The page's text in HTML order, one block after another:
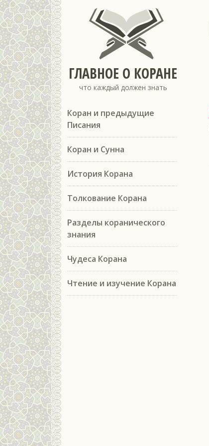
ГЛАВНОЕ О КОРАНЕ
что каждый должен знать
Коран и предыдущие
Писания
Коран и Сунна
История Корана
Толкование Корана
Разделы коранического
знания
Чудеса Корана
Чтение и изучение Корана